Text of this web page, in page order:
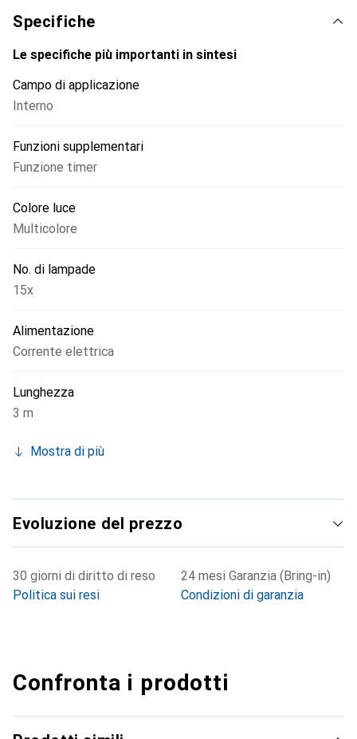
Specifiche
Le specifiche più importanti in sintesi
Campo di applicazione
Interno
Funzioni supplementari
Funzione timer
Colore luce
Multicolore
No. di lampade
15x
Alimentazione
Corrente elettrica
Lunghezza
3 m
Mostra di più
Evoluzione del prezzo
30 giorni di diritto di reso
Politica sui resi
24 mesi Garanzia (Bring-in)
Condizioni di garanzia
Confronta i prodotti